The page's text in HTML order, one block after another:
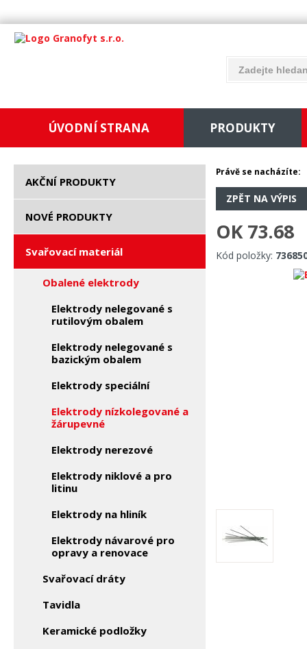
ÚVODNÍ STRANA PRODUKTY
AKČNÍ PRODUKTY
NOVÉ PRODUKTY
Svařovací materiál
Obalené elektrody
Elektrody nelegované s
rutilovým obalem
Elektrody nelegované s
bazickým obalem
Elektrody speciální
Elektrody nízkolegované a
žárupevné
Elektrody nerezové
Elektrody niklové a pro
litinu
Elektrody na hliník
Elektrody návarové pro
opravy a renovace
Svařovací dráty
Tavidla
Keramické podložky
Právě se nacházíte:
ZPĚT NA VÝPIS
OK 73.68
Kód položky: